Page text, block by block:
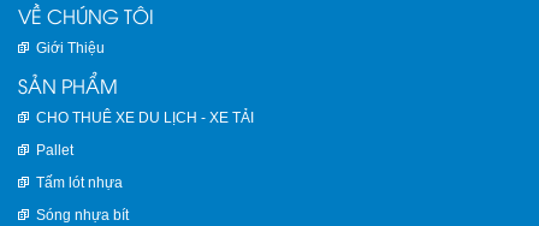
VỀ CHÚNG TÔI
Giới Thiệu
SẢN PHẨM
CHO THUÊ XE DU LỊCH - XE TẢI
Pallet
Tấm lót nhựa
Sóng nhựa bít